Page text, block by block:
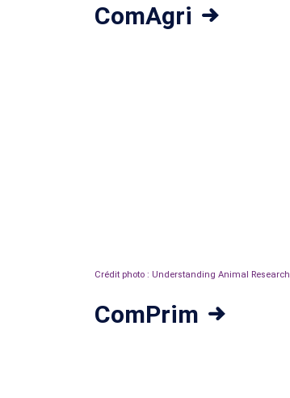
ComAgri
Crédit photo : Understanding Animal Research
ComPrim